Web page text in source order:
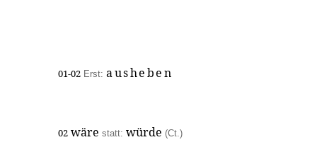
01-02 Erst: ausheben
02 wäre statt: würde (Ct.)